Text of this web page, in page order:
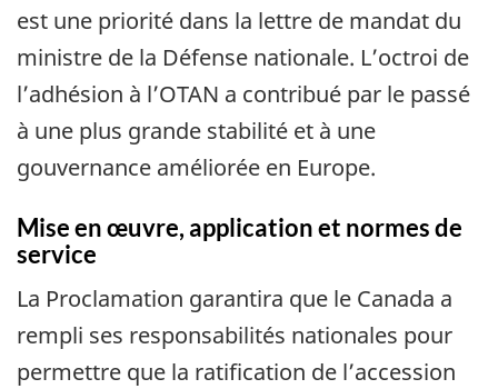
est une priorité dans la lettre de mandat du
ministre de la Défense nationale. L’octroi de
l’adhésion à l’OTAN a contribué par le passé
à une plus grande stabilité et à une
gouvernance améliorée en Europe.
Mise en œuvre, application et normes de
service
La Proclamation garantira que le Canada a
rempli ses responsabilités nationales pour
permettre que la ratification de l’accession